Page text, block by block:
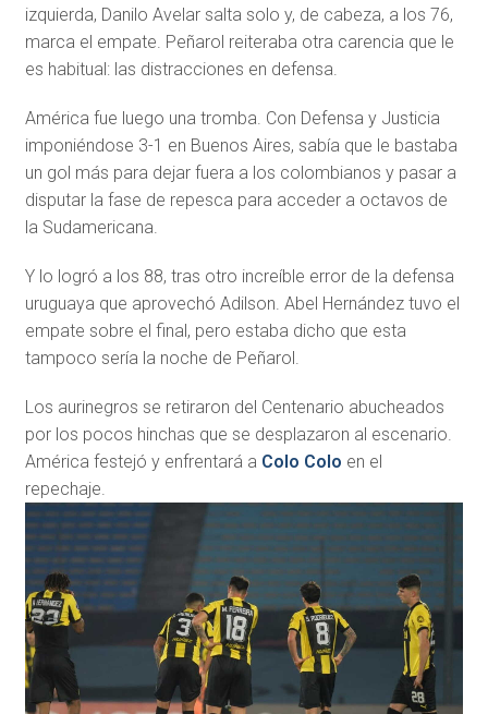
izquierda, Danilo Avelar salta solo y, de cabeza, a los 76,
marca el empate. Peñarol reiteraba otra carencia que le
es habitual: las distracciones en defensa.
América fue luego una tromba. Con Defensa y Justicia
imponiéndose 3-1 en Buenos Aires, sabía que le bastaba
un gol más para dejar fuera a los colombianos y pasar a
disputar la fase de repesca para acceder a octavos de
la Sudamericana.
Y lo logró a los 88, tras otro increíble error de la defensa
uruguaya que aprovechó Adilson. Abel Hernández tuvo el
empate sobre el final, pero estaba dicho que esta
tampoco sería la noche de Peñarol.
Los aurinegros se retiraron del Centenario abucheados
por los pocos hinchas que se desplazaron al escenario.
América festejó y enfrentará a Colo Colo en el
repechaje.